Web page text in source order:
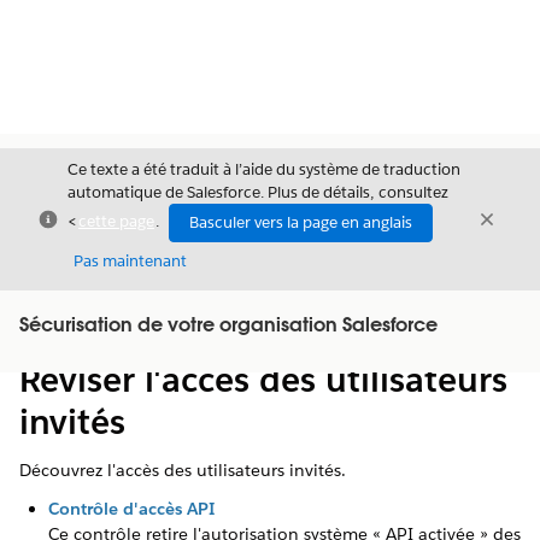
Fermer
Ce texte a été traduit à l’aide du système de traduction
automatique de Salesforce. Plus de détails, consultez
<cette page .
Basculer vers la page en anglais
Pas maintenant
Fermer
Sécurisation de votre organisation Salesforce
Afficher la table des matières
Table des
Réviser l'accès des utilisateurs
invités
Découvrez l'accès des utilisateurs invités.
Contrôle d'accès API
Ce contrôle retire l'autorisation système « API activée » des